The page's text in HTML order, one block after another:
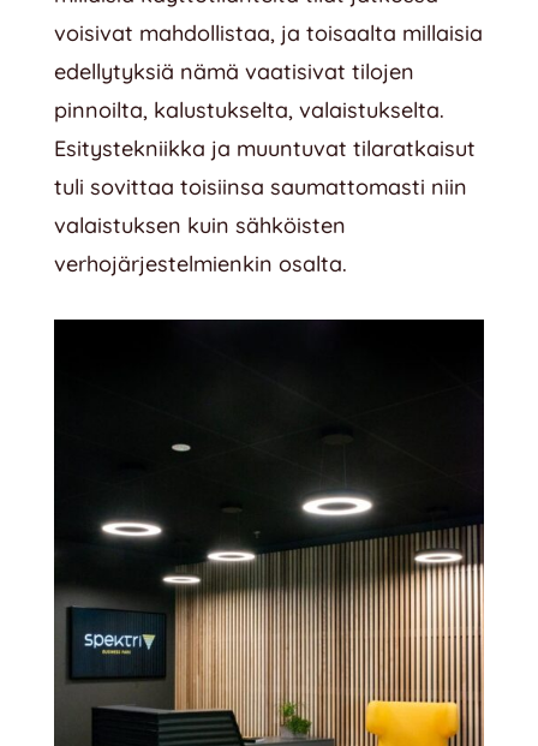
voisivat mahdollistaa, ja toisaalta millaisia
edellytyksiä nämä vaatisivat tilojen
pinnoilta, kalustukselta, valaistukselta.
Esitystekniikka ja muuntuvat tilaratkaisut
tuli sovittaa toisiinsa saumattomasti niin
valaistuksen kuin sähköisten
verhojärjestelmienkin osalta.